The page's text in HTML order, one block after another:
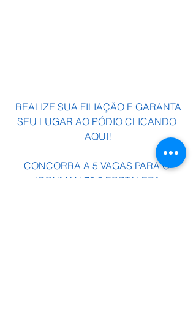
SEU LUGAR AO PÓDIO CLICANDO
AQUI!
CONCORRA A 5 VAGAS PARA O
IRONMAN 70.3 FORTALEZA